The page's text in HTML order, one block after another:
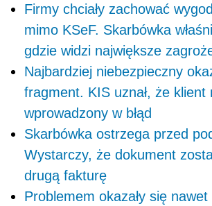
Firmy chciały zachować
mimo KSeF. Skarbówka
gdzie widzi największe
Najbardziej niebezpieczny
fragment. KIS uznał, że klient
wprowadzony w błąd
Skarbówka ostrzega przed
Wystarczy, że dokument
drugą fakturę
Problemem okazały się nawet